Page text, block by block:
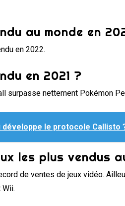
au monde en
en 2022.
en 2021 ?
surpasse nettement Pokémon
développe le protocole Callisto
les plus vendus
de ventes de jeux vidéo.